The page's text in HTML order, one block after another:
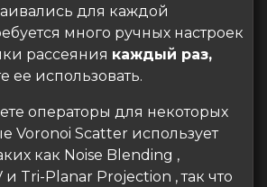
для каждой
много ручных настроек
рассеяния каждый раз,
ее использовать.
операторы для некоторых
Voronoi Scatter использует
как Noise Blending ,
и Tri-Planar Projection , так что